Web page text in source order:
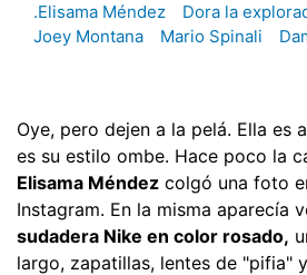
.Elisama Méndez
Dora la
Joey Montana
Mario Spinali
Oye, pero dejen a la pelá. Ella es
es su estilo ombe. Hace poco la
Elisama Méndez colgó una foto
Instagram. En la misma aparecía
sudadera Nike en color rosado,
largo, zapatillas, lentes de "pifia"